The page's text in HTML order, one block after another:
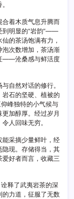
合着木质气息升腾而
到明显的“岩韵”——
的茶汤饱满有力，
泡次数增加，茶汤渐
——沧桑感与鲜活度
自然对话的修行。
石的坚硬、植被的
峰独特的小气候与
加醇厚。经过岁月
人回味无穷。
能采摘少量鲜叶，经
隐现。存储得当，其
好者而言，收藏三
释了武夷岩茶的深
的力道，征服了无数